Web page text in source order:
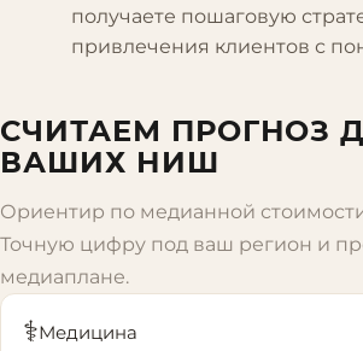
получаете пошаговую
привлечения клиентов с
СЧИТАЕМ ПРОГНОЗ
ВАШИХ НИШ
Ориентир по медианной
Точную цифру под ваш регион и
медиаплане.
⚕️Медицина